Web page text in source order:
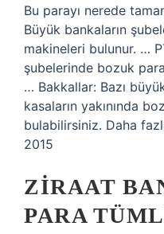
Bu parayı nerede
Büyük bankaların
makineleri bulunur. …
şubelerinde bozuk
… Bakkallar: Bazı
kasaların yakınında
bulabilirsiniz. Daha
2015
ZIRAAT
PARA